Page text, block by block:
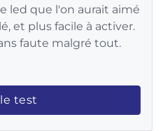
led que l'on aurait aimé
et plus facile à activer.
faute malgré tout.
test